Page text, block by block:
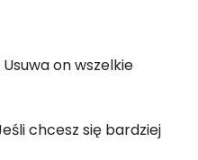
on wszelkie
chcesz się bardziej